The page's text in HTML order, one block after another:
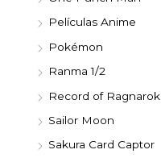
Películas Anime
Pokémon
Ranma 1/2
Record of Ragnarok
Sailor Moon
Sakura Card Captor